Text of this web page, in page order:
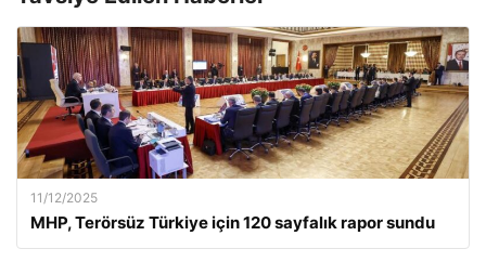
11/12/2025
MHP, Terörsüz Türkiye için 120 sayfalık rapor sundu